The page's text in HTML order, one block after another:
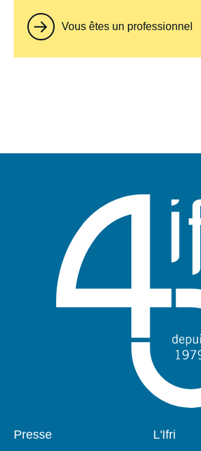
Vous êtes un professionnel
Pied
Presse
Navigation
L'Ifri